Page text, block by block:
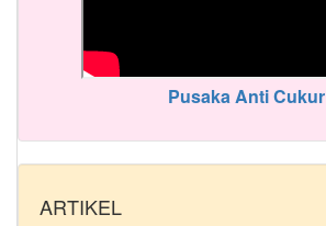
Pusaka Anti Cukur
ARTIKEL